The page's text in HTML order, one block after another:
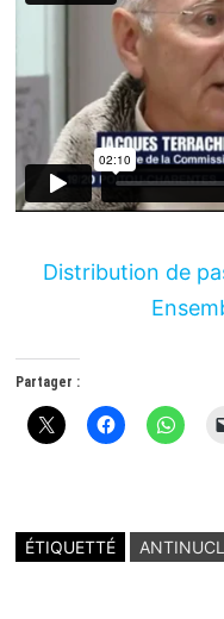
Distribution de
Partager :
ÉTIQUETTÉ